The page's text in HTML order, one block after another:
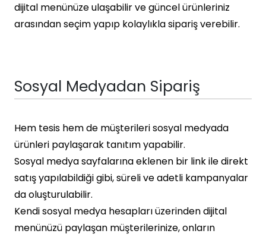
dijital menünüze ulaşabilir ve güncel ürünleriniz
arasından seçim yapıp kolaylıkla sipariş verebilir.
Sosyal Medyadan Sipariş
Hem tesis hem de müşterileri sosyal medyada
ürünleri paylaşarak tanıtım yapabilir.
Sosyal medya sayfalarına eklenen bir link ile direkt
satış yapılabildiği gibi, süreli ve adetli kampanyalar
da oluşturulabilir.
Kendi sosyal medya hesapları üzerinden dijital
menünüzü paylaşan müşterilerinize, onların